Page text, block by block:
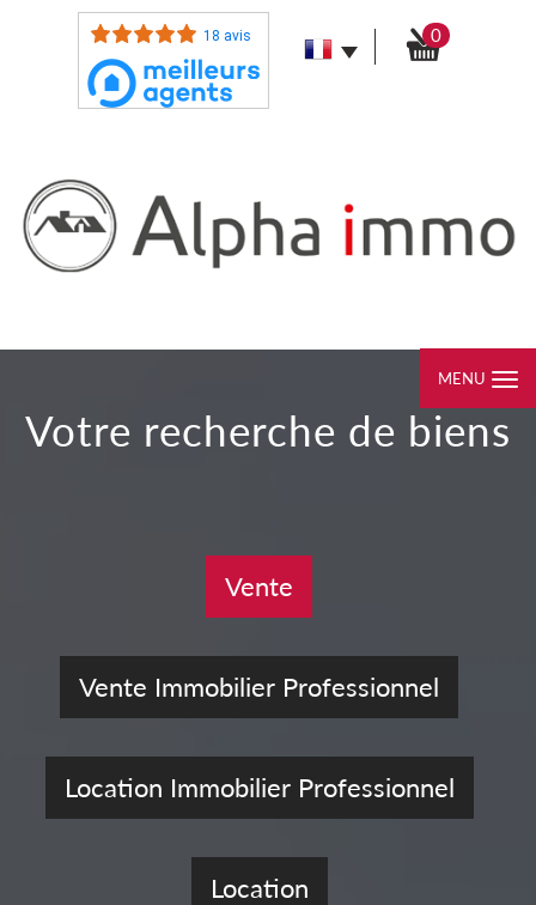
18 avis 0
MENU
votre recherche de biens
Vente
Vente Immobilier Professionnel
Location Immobilier Professionnel
Location